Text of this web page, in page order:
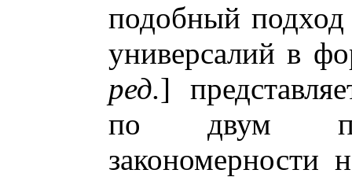
подобный
универсалий в
ред.]
по двум
закономерности